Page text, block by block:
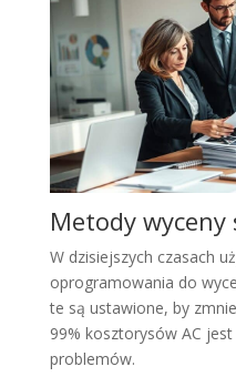
Metody wyceny
W dzisiejszych czasach
oprogramowania do
te są ustawione, by
99% kosztorysów AC
problemów.